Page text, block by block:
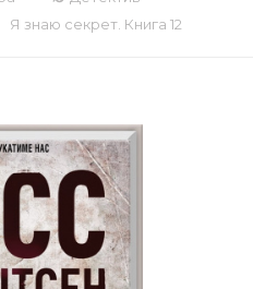
Я знаю секрет. Книга 12